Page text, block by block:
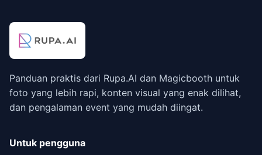
Panduan praktis dari Rupa.AI dan Magicbooth untuk
foto yang lebih rapi, konten visual yang enak dilihat,
dan pengalaman event yang mudah diingat.
Untuk pengguna